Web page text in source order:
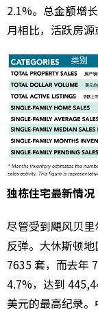
2.1%。总金额增
月相比，活跃房源
独栋住宅最新情况
尽管受到飓风贝
反弹。大休斯顿
7635 套，而去年
4.7%，达到
美元的最高纪录